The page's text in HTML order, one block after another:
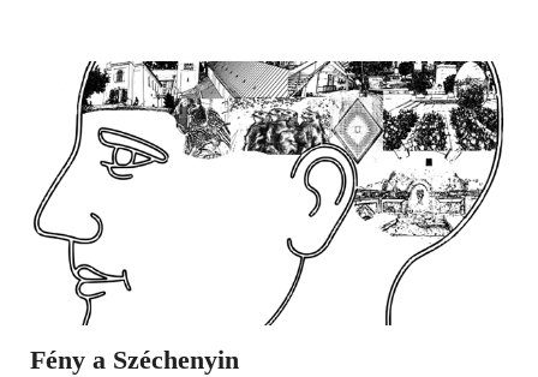
Fény a Széchenyin